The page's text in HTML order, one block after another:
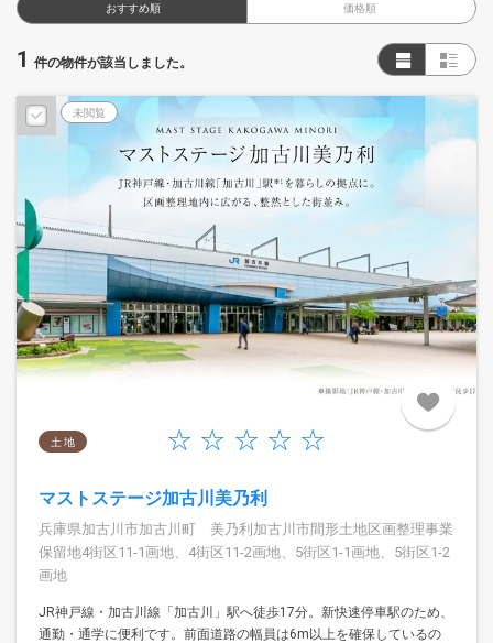
おすすめ順 価格順
1 件の物件が該当しました。
未閲覧
土 地
マストステージ加古川美乃利
兵庫県加古川市加古川町 美乃利加古川市間形土地区画整理事業
保留地4街区11-1画地、4街区11-2画地、5街区1-1画地、5街区1-2
画地
JR神戸線・加古川線「加古川」駅へ徒歩17分。新快速停車駅のため、
通勤・通学に便利です。前面道路の幅員は6m以上を確保しているの